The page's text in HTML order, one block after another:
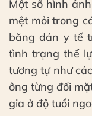
Một số hình
mệt mỏi trong
băng dán y tế
tình trạng thể
tương tự như
ông từng đối
gia ở độ tuổi